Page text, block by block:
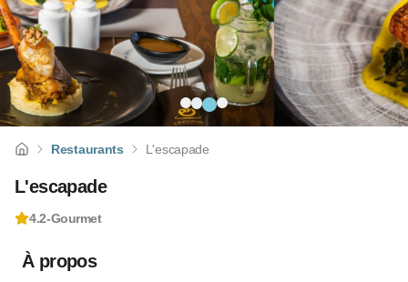
Restaurants L'escapade
L'escapade
4.2-Gourmet
À propos